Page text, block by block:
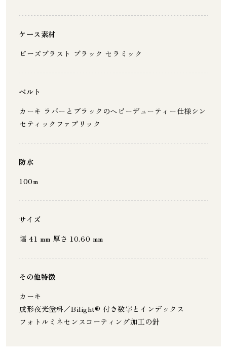
ケース素材
ビーズブラスト ブラック セラミック
ベルト
カーキ ラバーとブラックのヘビーデューティー仕様シン
セティックファブリック
防水
100m
サイズ
幅 41 mm 厚さ 10.60 mm
その他特徴
カーキ
成形夜光塗料／Bilight® 付き数字とインデックス
フォトルミネセンスコーティング加工の針